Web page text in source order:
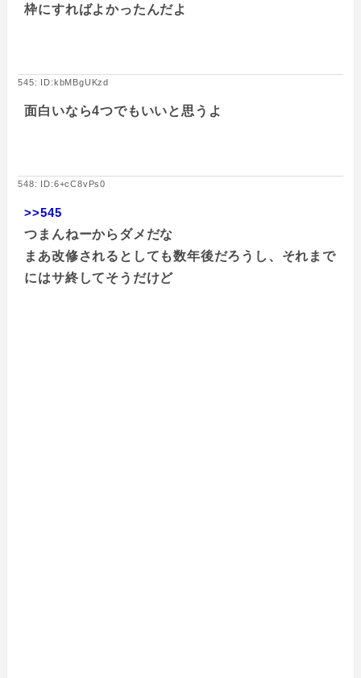
枠にすればよかったんだよ
545: ID:kbMBgUKzd
面白いなら4つでもいいと思うよ
548: ID:6+cC8vPs0
>>545
つまんねーからダメだな
まあ改修されるとしても数年後だろうし、それまで
にはサ終してそうだけど